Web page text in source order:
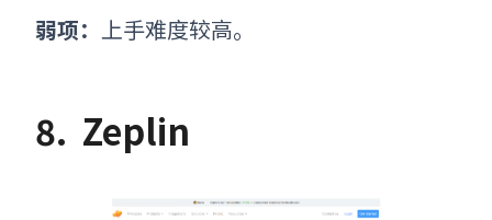
弱项： 上手难度较高。
8. Zeplin